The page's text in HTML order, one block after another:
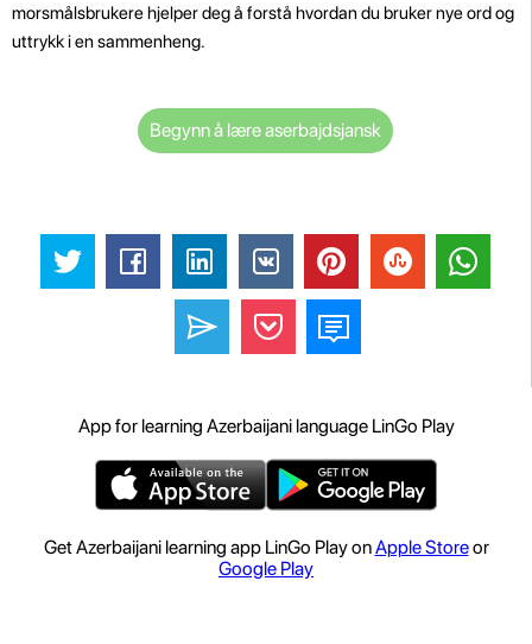
morsmålsbrukere hjelper deg å forstå hvordan du bruker nye ord og
uttrykk i en sammenheng.
Begynn å lære aserbajdsjansk
App for learning Azerbaijani language LinGo Play
Get Azerbaijani learning app LinGo Play onApple Storeor
Google Play